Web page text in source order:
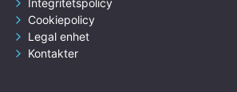
Integritetspolicy
Cookiepolicy
Legal enhet
Kontakter